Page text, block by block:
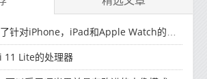
对iPhone，iPad和Apple Watch的安全补丁更新
11 Lite的处理器